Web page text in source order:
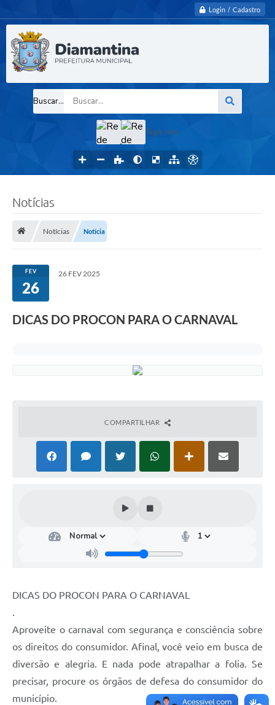
Login / Cadastro
Buscar...
Siga-nos
Notícias
Notícias Notícia
FEV
26
26 FEV 2025
DICAS DO PROCON PARA O CARNAVAL
COMPARTILHAR
DICAS DO PROCON PARA O CARNAVAL
.
Aproveite o carnaval com segurança e consciência sobre
os direitos do consumidor. Afinal, você veio em busca de
diversão e alegria. E nada pode atrapalhar a folia. Se
precisar, procure os órgãos de defesa do consumidor do
município.